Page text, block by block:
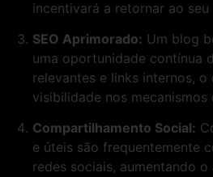
incentivará a retornar ao
SEO Aprimorado: Um blog
uma oportunidade contínua
relevantes e links internos,
visibilidade nos mecanismos
Compartilhamento Social:
e úteis são frequentemente
redes sociais, aumentando